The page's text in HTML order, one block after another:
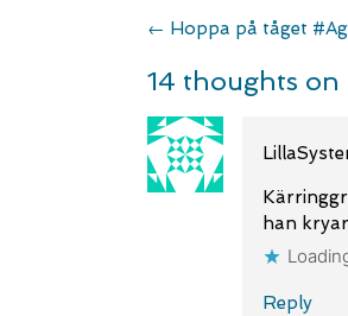
Post
← Hoppa på tåget
14 thoughts on
han
Reply